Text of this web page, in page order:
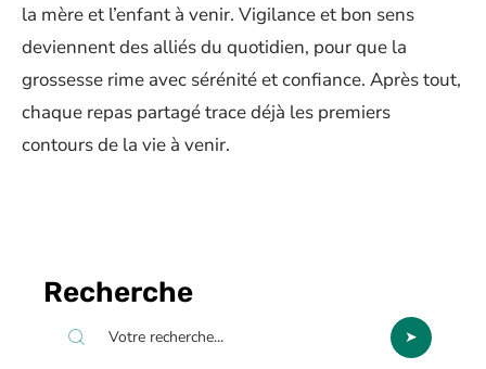
la mère et l’enfant à venir. Vigilance et bon sens
deviennent des alliés du quotidien, pour que la
grossesse rime avec sérénité et confiance. Après tout,
chaque repas partagé trace déjà les premiers
contours de la vie à venir.
Recherche